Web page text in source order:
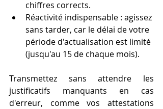
chiffres corrects.
Réactivité indispensable : agissez
sans tarder, car le délai de votre
période d'actualisation est limité
(jusqu'au 15 de chaque mois).
Transmettez sans attendre les
justificatifs manquants en cas
d'erreur, comme vos attestations